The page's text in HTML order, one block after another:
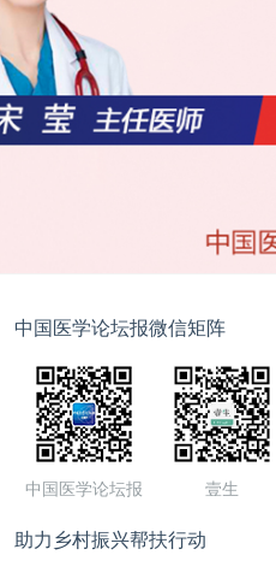
中国医学论坛报微信矩阵
中国医学论坛报 壹生
助力乡村振兴帮扶行动